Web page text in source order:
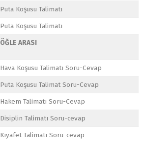
Puta Koşusu Talimatı
Puta Koşusu Talimatı
ÖĞLE ARASI
Hava Koşusu Talimatı Soru-Cevap
Puta Koşusu Talimat Soru-Cevap
Hakem Talimatı Soru-Cevap
Disiplin Talimatı Soru-cevap
Kıyafet Talimatı Soru-cevap